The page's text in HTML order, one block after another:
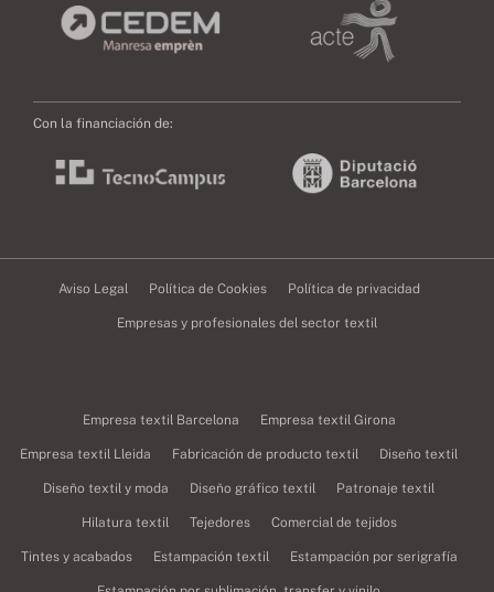
Con la financiación de:
Aviso Legal Política de Cookies Política de privacidad
Empresas y profesionales del sector textil
Empresa textil Barcelona Empresa textil Girona
Empresa textil Lleida Fabricación de producto textil Diseño textil
Diseño textil y moda Diseño gráfico textil Patronaje textil
Hilatura textil Tejedores Comercial de tejidos
Tintes y acabados Estampación textil Estampación por serigrafía